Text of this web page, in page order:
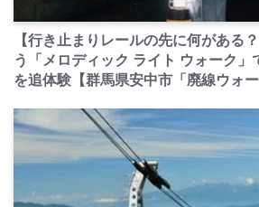
【行き止まりレールの先に何がある
う「メロディック ライト ウォーク」
を追体験【群馬県安中市「廃線ウォー